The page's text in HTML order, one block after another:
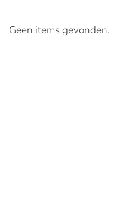
Geen items gevonden.